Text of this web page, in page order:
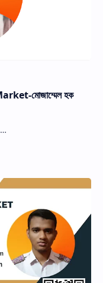
মোজাম্মেল হক
Founder of Mozammal Hoque Market …